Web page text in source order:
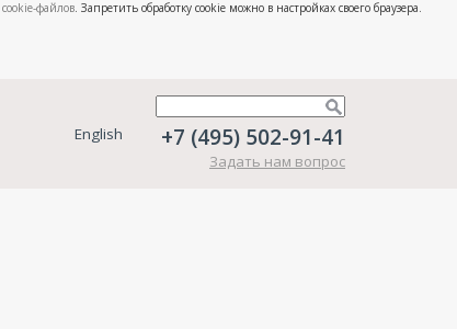
файлов. Запретить обработку cookie можно в настройках своего браузера.
English +7 (495) 502-91-41
Задать нам вопрос